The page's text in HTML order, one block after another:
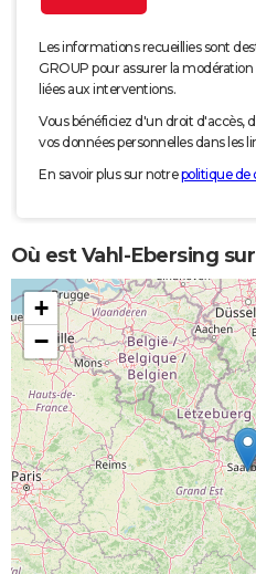
Les informations recueillies sont
GROUP pour assurer la
liées aux interventions.
Vous bénéficiez d'un droit d'accès,
vos données personnelles dans les
En savoir plus sur notrepolitique de
Où est Vahl-Ebersing
+
−